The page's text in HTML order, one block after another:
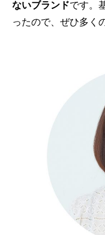
ないブランドです。
ったので、ぜひ多く